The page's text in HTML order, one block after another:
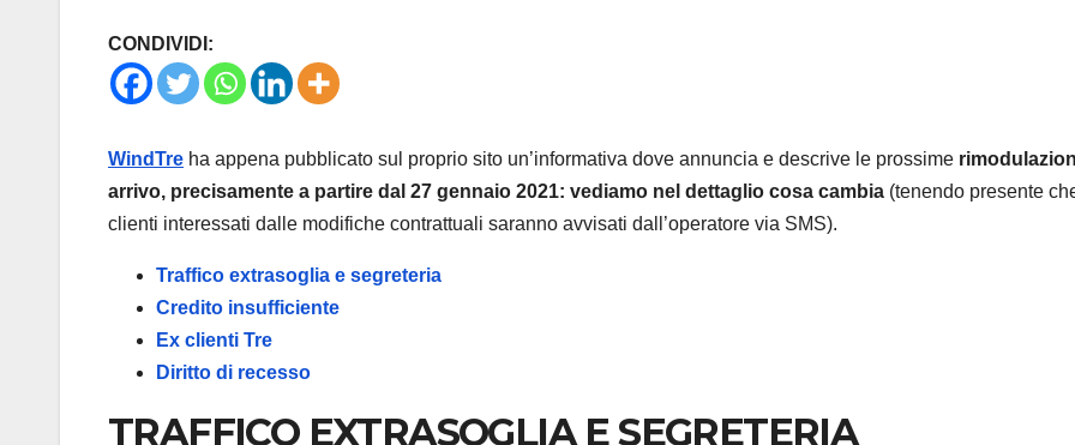
CONDIVIDI:
WindTre ha appena pubblicato sul proprio sito un’informativa dove annuncia e descrive le prossime
arrivo, precisamente a partire dal 27 gennaio 2021: vediamo nel dettaglio cosa cambia (tenendo presente
clienti interessati dalle modifiche contrattuali saranno avvisati dall’operatore via SMS).
Traffico extrasoglia e segreteria
Credito insufficiente
Ex clienti Tre
Diritto di recesso
TRAFFICO EXTRASOGLIA E SEGRETERIA